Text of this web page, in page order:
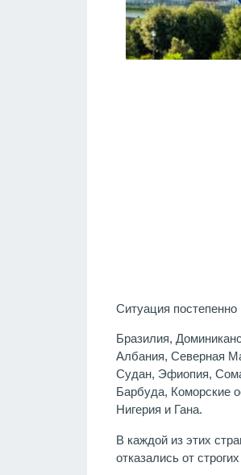
Ситуация
Бразилия,
Албания, Северная
Судан, Эфиопия,
Барбуда, Коморские
Нигерия и Гана.
В каждой из этих
отказались от